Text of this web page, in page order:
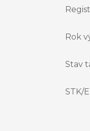
Rok
Stav
STK/